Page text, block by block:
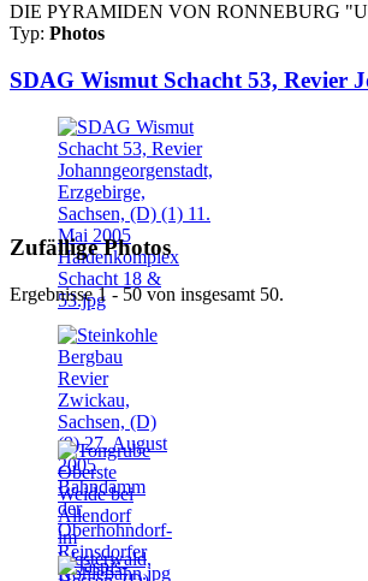
DIE PYRAMIDEN VON RONNEBURG
Typ: Photos
SDAG Wismut Schacht 53, Revier
Zufällige Photos
Ergebnisse 1 - 50 von insgesamt 50.